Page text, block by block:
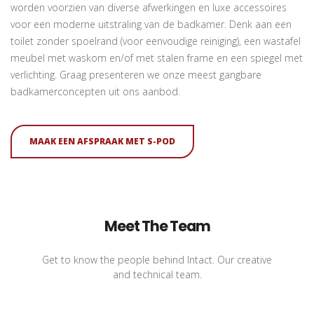
worden voorzien van diverse afwerkingen en luxe accessoires
voor een moderne uitstraling van de badkamer. Denk aan een
toilet zonder spoelrand (voor eenvoudige reiniging), een wastafel
meubel met waskom en/of met stalen frame en een spiegel met
verlichting. Graag presenteren we onze meest gangbare
badkamerconcepten uit ons aanbod.
MAAK EEN AFSPRAAK MET S-POD
Meet The Team
Get to know the people behind Intact. Our creative
and technical team.